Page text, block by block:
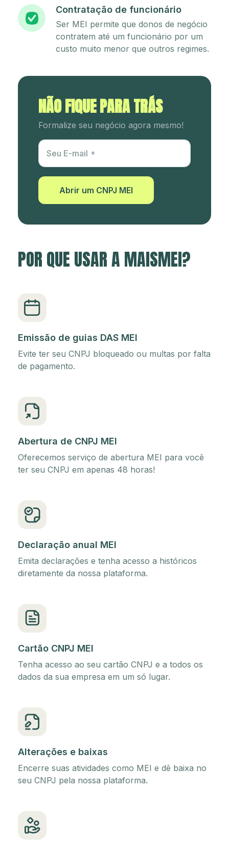
Contratação de funcionário
Ser MEI permite que donos de negócio
contratem até um funcionário por um
custo muito menor que outros regimes.
NÃO FIQUE PARA TRÁS
Formalize seu negócio agora mesmo!
Utm Content
Seu E-mail
Abrir um CNPJ MEI
POR QUE USAR A MAISMEI?
Emissão de guias DAS MEI
Evite ter seu CNPJ bloqueado ou multas por falta
de pagamento.
Abertura de CNPJ MEI
Oferecemos serviço de abertura MEI para você
ter seu CNPJ em apenas 48 horas!
Declaração anual MEI
Emita declarações e tenha acesso a históricos
diretamente da nossa plataforma.
Cartão CNPJ MEI
Tenha acesso ao seu cartão CNPJ e a todos os
dados da sua empresa em um só lugar.
Alterações e baixas
Encerre suas atividades como MEI e dê baixa no
seu CNPJ pela nossa plataforma.